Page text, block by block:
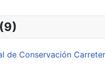
de Conservación